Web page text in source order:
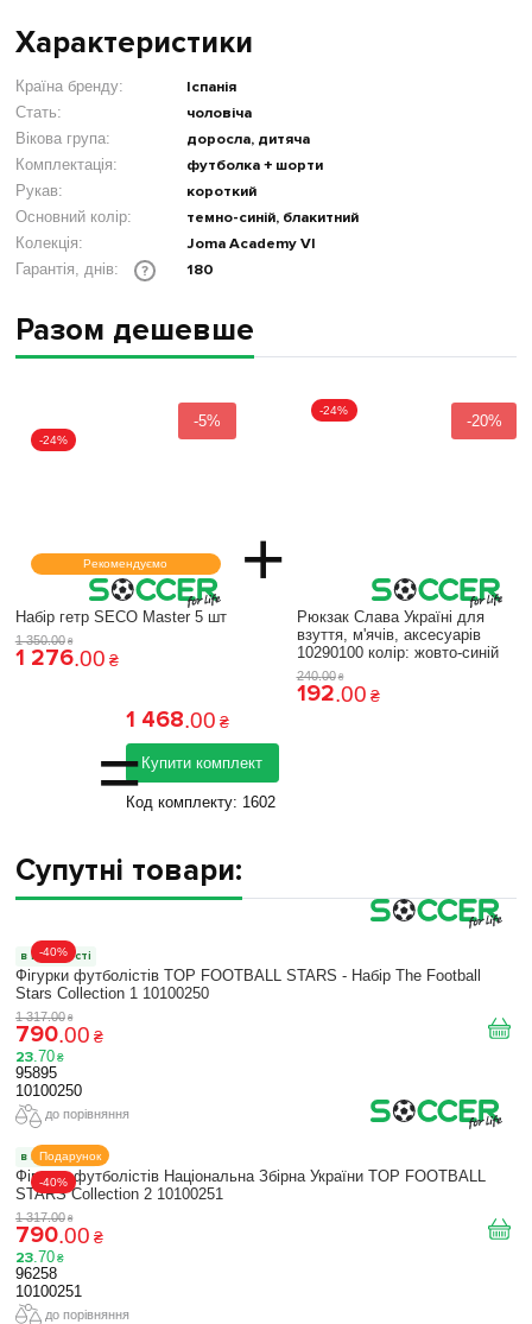
Характеристики
Країна бренду: Іспанія
Стать: чоловіча
Вікова група: доросла, дитяча
Комплектація: футболка + шорти
Рукав: короткий
Основний колір: темно-синій, блакитний
Колекція: Joma Academy VI
Гарантія, днів: ? 180
Разом дешевше
-5%
Рекомендуємо
-24%
+
Набір гетр SECO Master 5 шт
1 350.00 ₴
1 276.00 ₴
-20%
-24%
Рюкзак Слава Україні для
взуття, м'ячів, аксесуарів
10290100 колiр: жовто-синій
240.00 ₴
192.00 ₴
=
1 468.00 ₴
Купити комплект
Код комплекту: 1602
Супутні товари:
-40%
в наявності
Фігурки футболістів TOP FOOTBALL STARS - Набір The Football
Stars Collection 1 10100250
1 317.00 ₴
790.00 ₴
23. 70 ₴
95895
10100250
до порівняння
Подарунок
-40%
в наявності
Фігурки футболістів Національна Збірна України TOP FOOTBALL
STARS Collection 2 10100251
1 317.00 ₴
790.00 ₴
23. 70 ₴
96258
10100251
до порівняння